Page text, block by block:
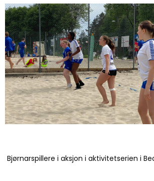
Bjørnarspillere i aksjon i aktivitetserien i